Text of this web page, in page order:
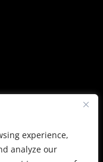
experience,
analyze our